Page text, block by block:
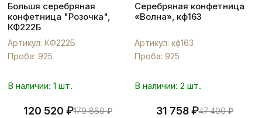
Большя серебряная
конфетница "Розочка",
КФ222Б
Артикул: КФ222Б
Проба: 925
В наличии: 1 шт.
120 520 ₽179 880₽
Серебряная конфетница
«Волна», кф163
Артикул: кф163
Проба: 925
В наличии: 2 шт.
31 758₽47 400₽